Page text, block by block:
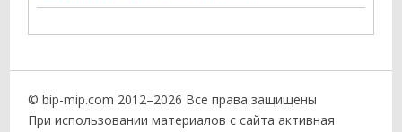
© bip-mip.com 2012–2026 Все права защищены
При использовании материалов с сайта активная